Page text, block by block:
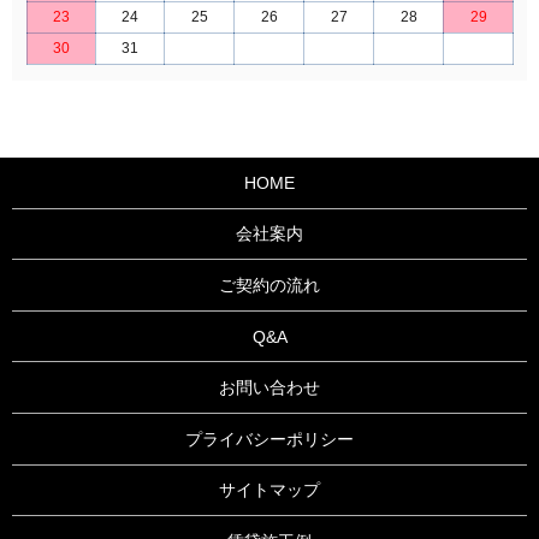
23 24 25 26 27 28
29
30
31
HOME
会社案内
ご契約の流れ
Q&A
お問い合わせ
プライバシーポリシー
サイトマップ